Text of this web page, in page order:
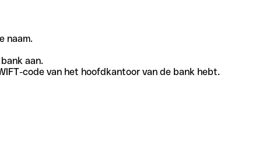
naam.
aan.
code van het hoofdkantoor van de bank hebt.